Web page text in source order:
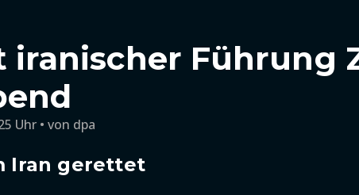
Führung
Uhr von dpa
Iran gerettet